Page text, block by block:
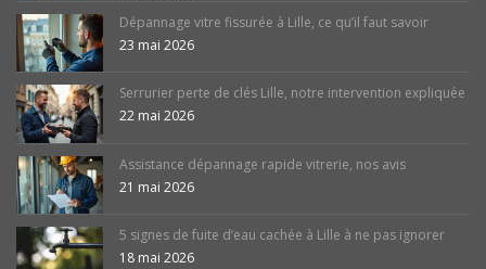
Dépannage vitre fissurée à Lille, ce qu’il faut savoir
23 mai 2026
Serrurier perte de clés Lille, notre intervention expliquée
22 mai 2026
Assistance dépannage rapide vitrerie, nos avis
21 mai 2026
5 signes de fuite d’eau cachée à Lille à ne pas ignorer
18 mai 2026